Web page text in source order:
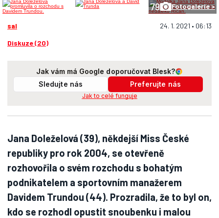
79 Fotogalerie >
sal 24. 1. 2021 • 06:13
Diskuze (20)
Jak vám má Google doporučovat Blesk?
Sledujte nás
Preferujte nás
Jak to celé funguje
Jana Doleželová (39), někdejší Miss České
republiky pro rok 2004, se otevřeně
rozhovořila o svém rozchodu s bohatým
podnikatelem a sportovním manažerem
Davidem Trundou (44). Prozradila, že to byl on,
kdo se rozhodl opustit snoubenku i malou